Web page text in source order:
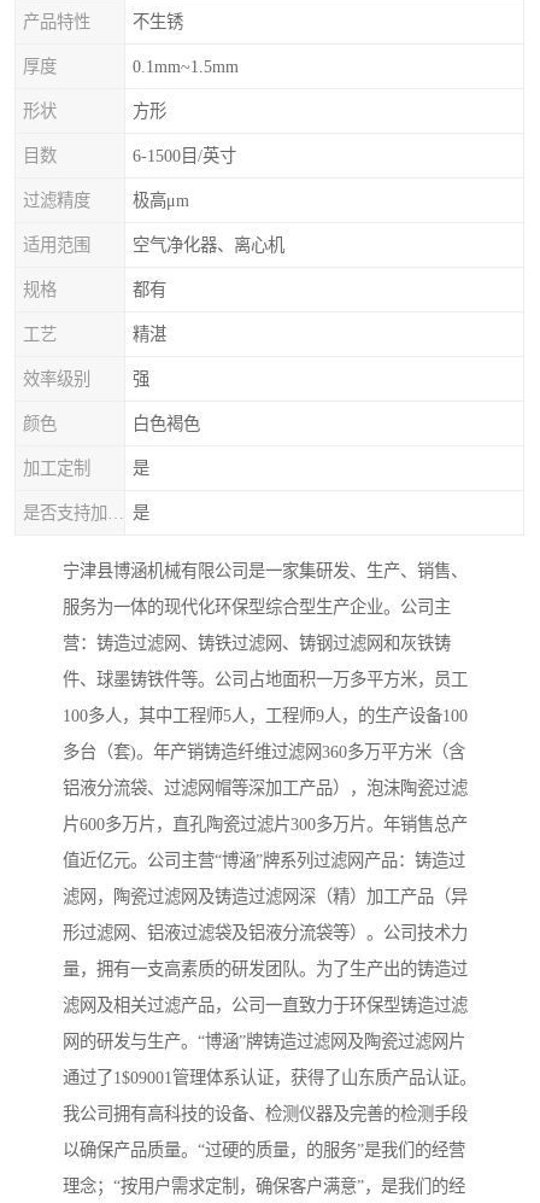
产品特性 不生锈
厚度 0.1mm~1.5mm
形状 方形
目数 6-1500目/英寸
过滤精度 极高μm
适用范围 空气净化器、离心机
规格 都有
工艺 精湛
效率级别 强
颜色 白色褐色
加工定制 是
是
宁津县博涵机械有限公司是一家集研发、生产、销售、
服务为一体的现代化环保型综合型生产企业。公司主
营：铸造过滤网、铸铁过滤网、铸钢过滤网和灰铁铸
件、球墨铸铁件等。公司占地面积一万多平方米，员工
100多人，其中工程师5人，工程师9人，的生产设备100
多台（套)。年产销铸造纤维过滤网360多万平方米（含
铝液分流袋、过滤网帽等深加工产品），泡沫陶瓷过滤
片600多万片，直孔陶瓷过滤片300多万片。年销售总产
值近亿元。公司主营“博涵”牌系列过滤网产品：铸造过
滤网，陶瓷过滤网及铸造过滤网深（精）加工产品（异
形过滤网、铝液过滤袋及铝液分流袋等）。公司技术力
量，拥有一支高素质的研发团队。为了生产出的铸造过
滤网及相关过滤产品，公司一直致力于环保型铸造过滤
网的研发与生产。“博涵”牌铸造过滤网及陶瓷过滤网片
通过了1$09001管理体系认证，获得了山东质产品认证。
我公司拥有高科技的设备、检测仪器及完善的检测手段
以确保产品质量。“过硬的质量，的服务”是我们的经营
理念；“按用户需求定制，确保客户满意”，是我们的经